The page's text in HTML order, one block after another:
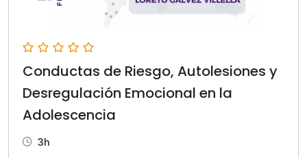
Conductas de Riesgo, Autolesiones y
Desregulación Emocional en la
Adolescencia
3h